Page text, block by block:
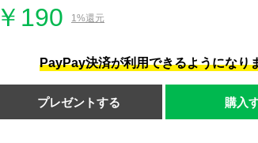
￥190 1%還元
PayPay決済が利用できるようになり
プレゼントする 購入